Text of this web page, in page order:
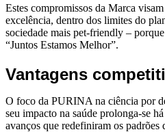
Estes compromissos da Marca
excelência, dentro dos limites do
sociedade mais pet-friendly –
“Juntos Estamos Melhor”.
Vantagens
O foco da PURINA na ciência por
seu impacto na saúde prolonga-se
avanços que redefiniram os padrões